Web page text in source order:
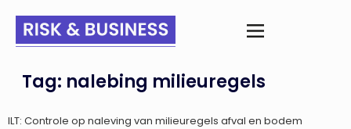
Tag: nalebing milieuregels
ILT: Controle op naleving van milieuregels afval en bodem